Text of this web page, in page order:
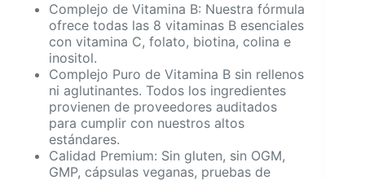
Complejo de Vitamina B: Nuestra fórmula
ofrece todas las 8 vitaminas B esenciales
con vitamina C, folato, biotina, colina e
inositol.
Complejo Puro de Vitamina B sin rellenos
ni aglutinantes. Todos los ingredientes
provienen de proveedores auditados
para cumplir con nuestros altos
estándares.
Calidad Premium: Sin gluten, sin OGM,
GMP, cápsulas veganas, pruebas de